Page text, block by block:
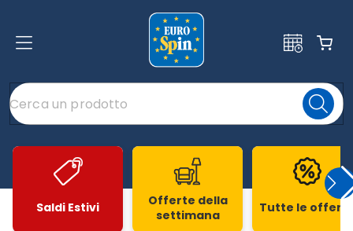
Saldi Estivi
Offerte della
settimana
Tutte le